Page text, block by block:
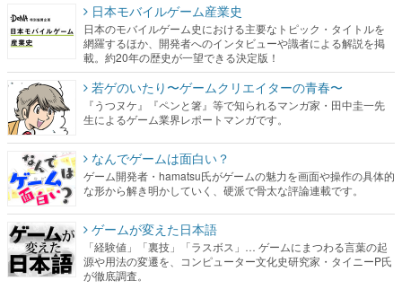
日本モバイルゲーム産業史
日本のモバイルゲーム史における主要なトピック・タイトルを
網羅するほか、開発者へのインタビューや識者による解説を掲
載。約20年の歴史が一望できる決定版！
若ゲのいたり〜ゲームクリエイターの青春〜
『うつヌケ』『ペンと箸』等で知られるマンガ家・田中圭一先
生によるゲーム業界レポートマンガです。
なんでゲームは面白い？
ゲーム開発者・hamatsu氏がゲームの魅力を画面や操作の具体的
な形から解き明かしていく、硬派で骨太な評論連載です。
ゲームが変えた日本語
「経験値」「裏技」「ラスボス」… ゲームにまつわる言葉の起
源や用法の変遷を、コンピューター文化史研究家・タイニーP氏
が徹底調査。